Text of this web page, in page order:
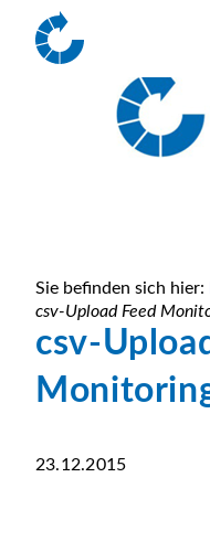
Sie befinden sich hier:
csv-Upload Feed
csv-
23.12.2015